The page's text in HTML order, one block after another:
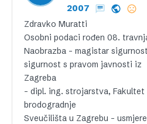
2007
Zdravko Muratti
Osobni podaci rođen 08.
Naobrazba – magistar
sigurnost s pravom javnosti iz
Zagreba
– dipl. ing. strojarstva,
brodogradnje
Sveučilišta u Zagrebu –